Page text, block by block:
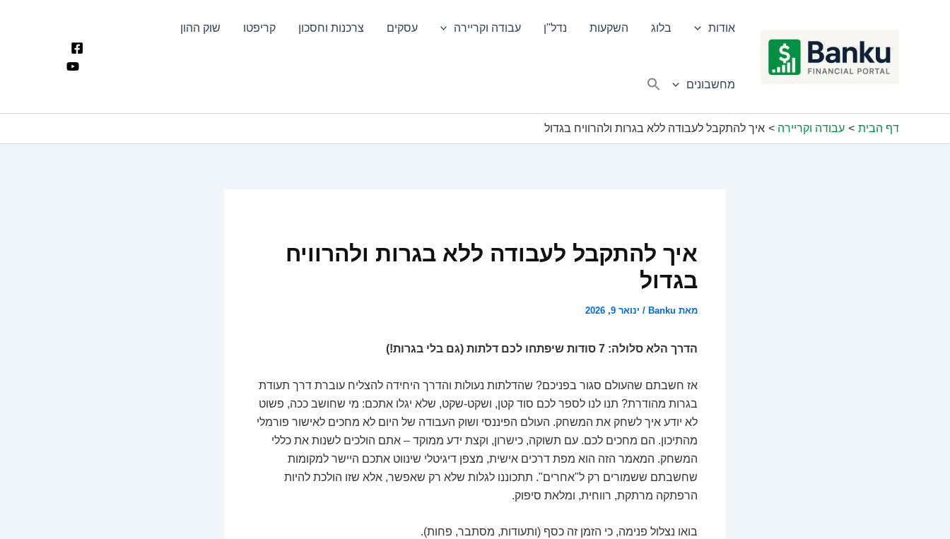
אודות בלוג השקעות נדל"ן עבודה וקריירה עסקים צרכנות וחסכון קריפטו שוק ההון
מחשבונים
דף הבית עבודה וקריירה איך להתקבל לעבודה ללא בגרות ולהרוויח בגדול
איך להתקבל לעבודה ללא בגרות ולהרוויח
בגדול
מאת Banku
/ ינואר 9, 2026
הדרך הלא סלולה: 7 סודות שיפתחו לכם דלתות (גם בלי בגרות!)
אז חשבתם שהעולם סגור בפניכם? שהדלתות נעולות והדרך היחידה להצליח עוברת דרך תעודת
בגרות מהודרת? תנו לנו לספר לכם סוד קטן, ושקט-שקט, שלא יגלו אתכם: מי שחושב ככה, פשוט
לא יודע איך לשחק את המשחק. העולם הפיננסי ושוק העבודה של היום לא מחכים לאישור פורמלי
מהתיכון. הם מחכים לכם. עם תשוקה, כישרון, וקצת ידע ממוקד – אתם הולכים לשנות את כללי
המשחק. המאמר הזה הוא מפת דרכים אישית, מצפן דיגיטלי שינווט אתכם היישר למקומות
שחשבתם ששמורים רק ל"אחרים". תתכוננו לגלות שלא רק שאפשר, אלא שזו הולכת להיות
הרפתקה מרתקת, רווחית, ומלאת סיפוק.
בואו נצלול פנימה, כי הזמן זה כסף (ותעודות, מסתבר, פחות).